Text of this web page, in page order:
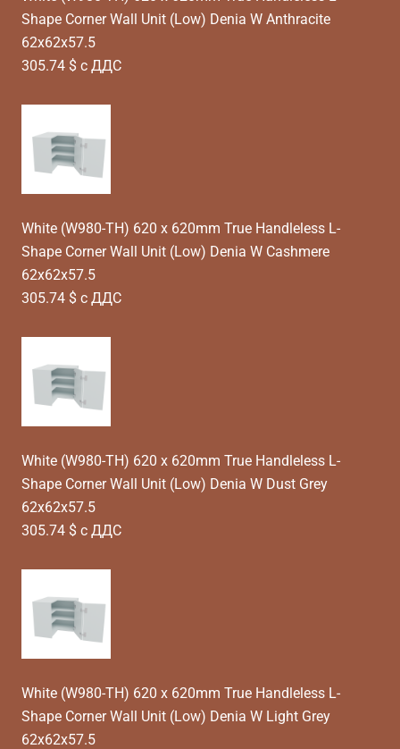
Shape Corner Wall Unit (Low) Denia W Anthracite
62x62x57.5
305.74 $ с ДДС
White (W980-TH) 620 x 620mm True Handleless L-
Shape Corner Wall Unit (Low) Denia W Cashmere
62x62x57.5
305.74 $ с ДДС
White (W980-TH) 620 x 620mm True Handleless L-
Shape Corner Wall Unit (Low) Denia W Dust Grey
62x62x57.5
305.74 $ с ДДС
White (W980-TH) 620 x 620mm True Handleless L-
Shape Corner Wall Unit (Low) Denia W Light Grey
62x62x57.5